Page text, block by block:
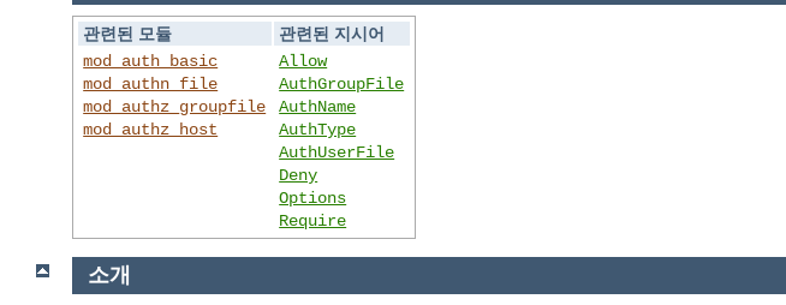
관련된 모듈
관련된 지시어
mod_auth_basic
mod_authn_file
mod_authz_groupfile
mod_authz_host
Allow
AuthGroupFile
AuthName
AuthType
AuthUserFile
Deny
Options
Require
소개